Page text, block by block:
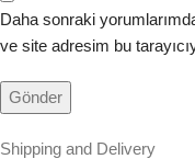
Daha sonraki
ve site adresim bu
Shipping and Delivery